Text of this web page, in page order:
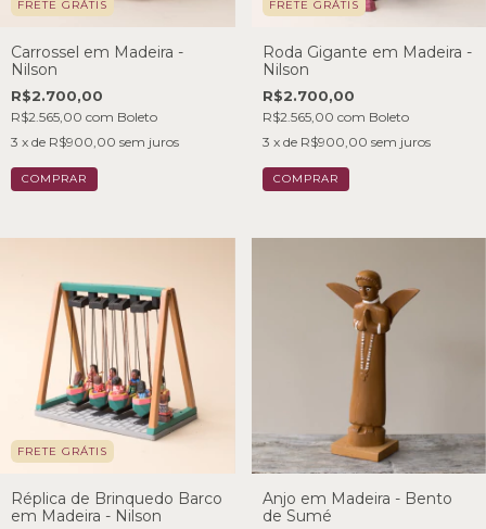
FRETE GRÁTIS
Carrossel em Madeira -
Nilson
R$2.700,00
R$2.565,00 com Boleto
3 x de R$900,00 sem juros
FRETE GRÁTIS
Roda Gigante em Madeira -
Nilson
R$2.700,00
R$2.565,00 com Boleto
3 x de R$900,00 sem juros
FRETE GRÁTIS
Réplica de Brinquedo Barco
em Madeira - Nilson
Anjo em Madeira - Bento
de Sumé